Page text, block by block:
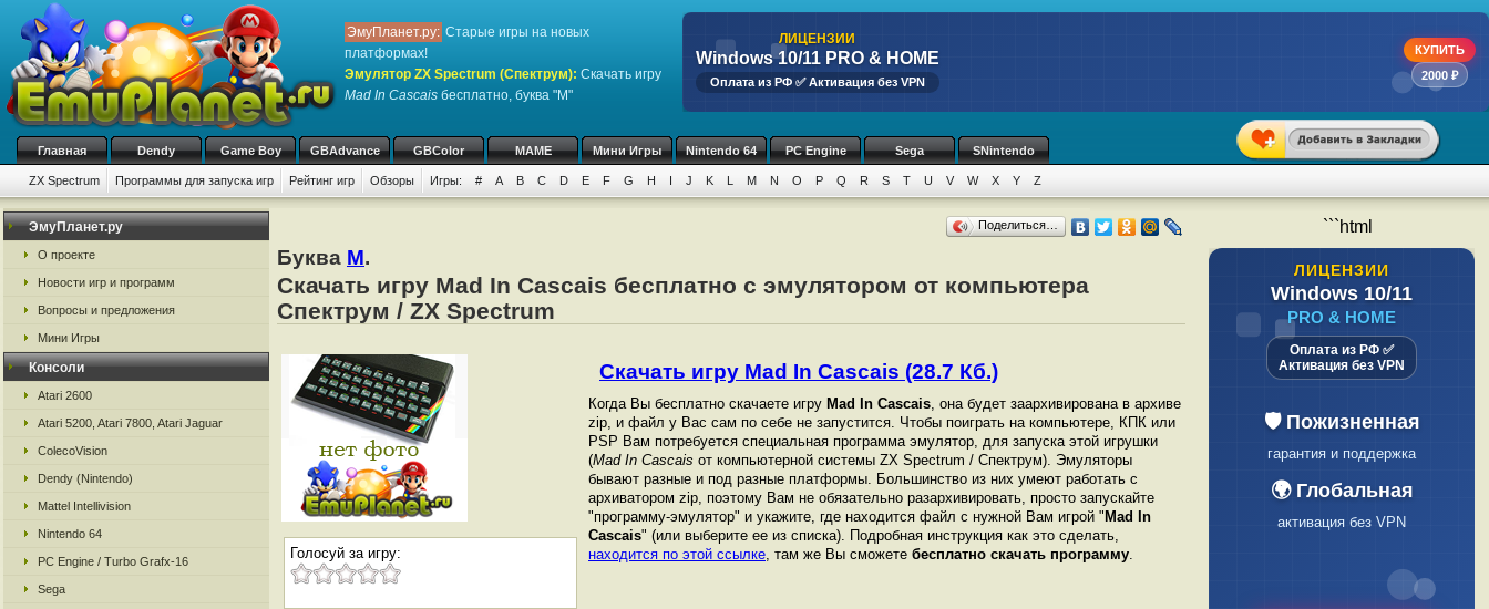
ЭмуПланет.ру: Старые игры на новых
платформах!
Эмулятор ZX Spectrum (Спектрум): Скачать игру
Mad In Cascais бесплатно, буква "M"
ЛИЦЕНЗИИ
Windows 10/11 PRO & HOME
Оплата из РФ ✅ Активация без VPN
КУПИТЬ
2000 ₽
Главная Dendy Game Boy GBAdvance GBColor MAME Мини Игры Nintendo 64 PC Engine Sega SNintendo
ZX Spectrum Программы для запуска игр Рейтинг игр Обзоры Игры: # A B C D E F G H I J K L M N O P Q R S T U V W X Y Z
ЭмуПланет.ру
О проекте
Новости игр и программ
Вопросы и предложения
Мини Игры
Консоли
Atari 2600
Atari 5200, Atari 7800, Atari Jaguar
ColecoVision
Dendy (Nintendo)
Mattel Intellivision
Nintendo 64
PC Engine / Turbo Grafx-16
Sega
Поделиться…
Буква M.
Скачать игру Mad In Cascais бесплатно с эмулятором от компьютера
Спектрум / ZX Spectrum
Голосуй за игру:
Скачать игру Mad In Cascais (28.7 Кб.)
Когда Вы бесплатно скачаете игру Mad In Cascais, она будет заархивирована в архиве
zip, и файл у Вас сам по себе не запустится. Чтобы поиграть на компьютере, КПК или
PSP Вам потребуется специальная программа эмулятор, для запуска этой игрушки
(Mad In Cascais от компьютерной системы ZX Spectrum / Спектрум). Эмуляторы
бывают разные и под разные платформы. Большинство из них умеют работать с
архиватором zip, поэтому Вам не обязательно разархивировать, просто запускайте
"программу-эмулятор" и укажите, где находится файл с нужной Вам игрой " Mad In
Cascais" (или выберите ее из списка). Подробная инструкция как это сделать,
находится по этой ссылке, там же Вы сможете бесплатно скачать программу.
```html
ЛИЦЕНЗИИ
Windows 10/11
PRO & HOME
Оплата из РФ ✅
Активация без VPN
💯 Только
индивидуальные ключи
📋 Официальный
чек по 54-ФЗ